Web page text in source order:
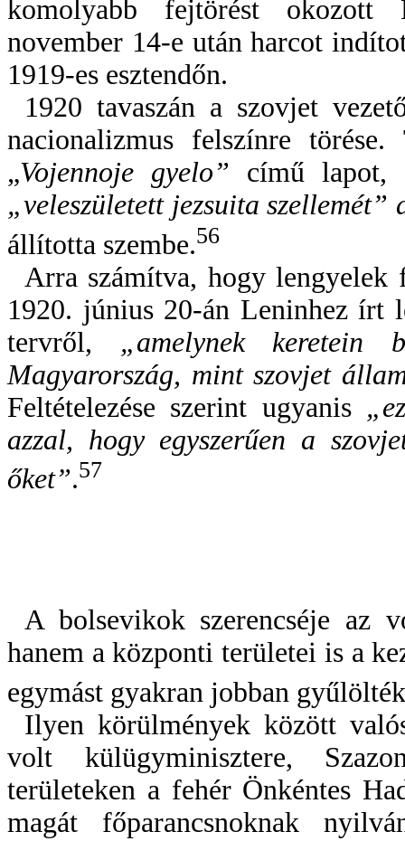
komolyabb fejtörést okozott
november 14-e után harcot
1919-es esztendőn.
1920 tavaszán a szovjet
nacionalizmus felszínre törése.
„Vojennoje gyelo” című lapot,
„veleszületett jezsuita
állította szembe.56
Arra számítva, hogy
1920. június 20-án Leninhez írt
tervről, „amelynek keretein
Magyarország, mint szovjet
Feltételezése szerint ugyanis
azzal, hogy egyszerűen a
őket”.57
A bolsevikok szerencséje az
hanem a központi területei is a
egymást gyakran jobban
Ilyen körülmények között
volt külügyminisztere,
területeken a fehér Önkéntes
magát főparancsnoknak